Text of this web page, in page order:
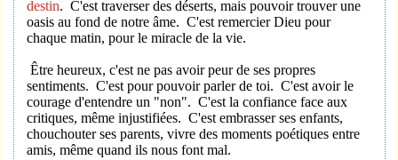
destin. C'est traverser des déserts, mais pouvoir trouver une
oasis au fond de notre âme. C'est remercier Dieu pour
chaque matin, pour le miracle de la vie.
Être heureux, c'est ne pas avoir peur de ses propres
sentiments. C'est pour pouvoir parler de toi. C'est avoir le
courage d'entendre un "non". C'est la confiance face aux
critiques, même injustifiées. C'est embrasser ses enfants,
chouchouter ses parents, vivre des moments poétiques entre
amis, même quand ils nous font mal.